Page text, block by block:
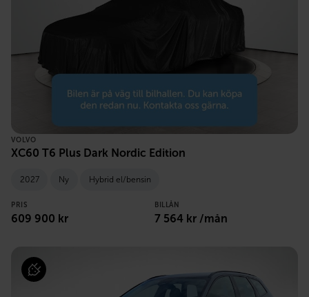
VOLVO
XC60 T6 Plus Dark Nordic Edition
2027 Ny Hybrid el/bensin
PRIS
609 900 kr
BILLÅN
7 564 kr /mån